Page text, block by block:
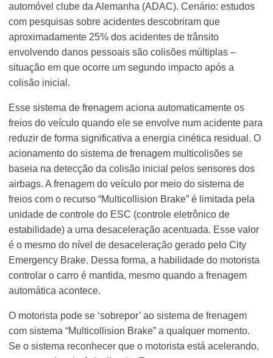
automóvel clube da Alemanha (ADAC). Cenário: estudos
com pesquisas sobre acidentes descobriram que
aproximadamente 25% dos acidentes de trânsito
envolvendo danos pessoais são colisões múltiplas –
situação em que ocorre um segundo impacto após a
colisão inicial.
Esse sistema de frenagem aciona automaticamente os
freios do veículo quando ele se envolve num acidente para
reduzir de forma significativa a energia cinética residual. O
acionamento do sistema de frenagem multicolisões se
baseia na detecção da colisão inicial pelos sensores dos
airbags. A frenagem do veículo por meio do sistema de
freios com o recurso “Multicollision Brake” é limitada pela
unidade de controle do ESC (controle eletrônico de
estabilidade) a uma desaceleração acentuada. Esse valor
é o mesmo do nível de desaceleração gerado pelo City
Emergency Brake. Dessa forma, a habilidade do motorista
controlar o carro é mantida, mesmo quando a frenagem
automática acontece.
O motorista pode se ‘sobrepor’ ao sistema de frenagem
com sistema “Multicollision Brake” a qualquer momento.
Se o sistema reconhecer que o motorista está acelerando,